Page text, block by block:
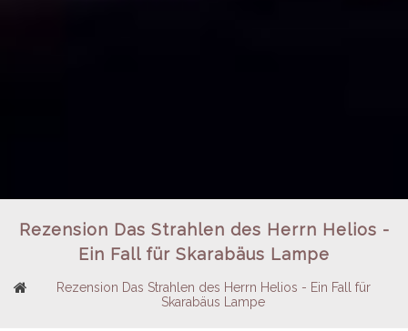
Rezension Das Strahlen des Herrn Helios -
Ein Fall für Skarabäus Lampe
Rezension Das Strahlen des Herrn Helios - Ein Fall für
Skarabäus Lampe